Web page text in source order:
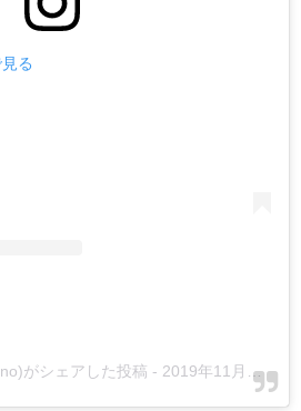
る
がシェアした投稿 - 2019年11月月20日午前1時41分PST